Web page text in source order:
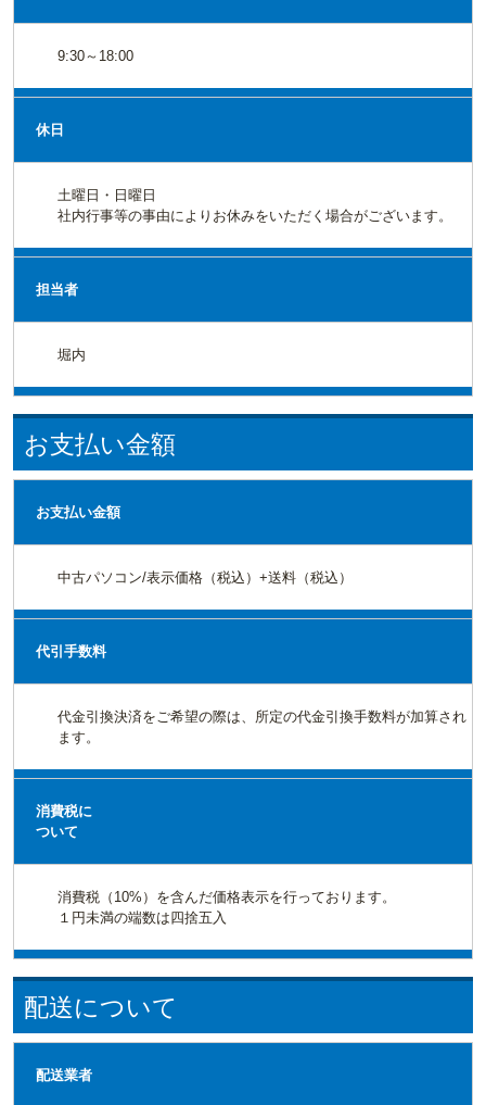
9:30～18:00
休日
土曜日・日曜日
社内行事等の事由によりお休みをいただく場合がございます。
担当者
堀内
お支払い金額
お支払い金額
中古パソコン/表示価格（税込）+送料（税込）
代引手数料
代金引換決済をご希望の際は、所定の代金引換手数料が加算され
ます。
消費税に
ついて
消費税（10%）を含んだ価格表示を行っております。
１円未満の端数は四捨五入
配送について
配送業者